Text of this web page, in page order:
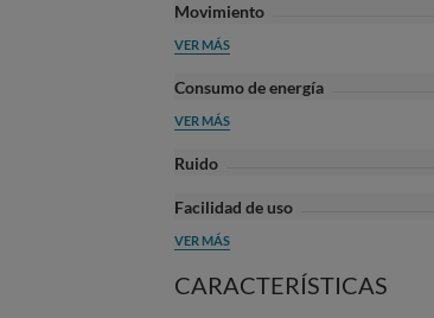
Movimiento
VER MÁS
Consumo de energía
VER MÁS
Ruido
Facilidad de uso
VER MÁS
CARACTERÍSTICAS